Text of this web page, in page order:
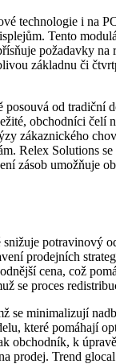
technologie i na
Tento
požadavky
základnu či
od
obchodníci čelí
zákaznického
Relex Solutions
zásob umožňuje
prodejních
cena, což
proces
minimalizují
které pomáhají
k
prodej. Trend